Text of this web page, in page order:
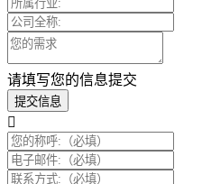
请填写您的信息提交
提交信息